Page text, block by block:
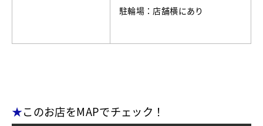
駐輪場：店舗横にあり
★このお店をMAPでチェック！